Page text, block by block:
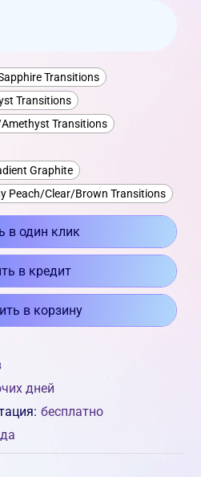
Transitions
Transitions
Transitions
Graphite
Peach/Clear/Brown Transitions
в один клик
в кредит
в корзину
дней
бесплатно
да